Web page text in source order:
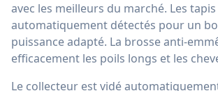
avec les meilleurs du marché. Les
automatiquement détectés pour un
puissance adapté. La brosse anti-
efficacement les poils longs et les
Le collecteur est vidé